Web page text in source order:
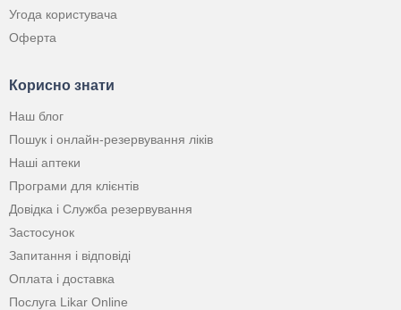
Угода користувача
Оферта
Корисно знати
Наш блог
Пошук і онлайн-резервування ліків
Наші аптеки
Програми для клієнтів
Довідка і Служба резервування
Застосунок
Запитання і відповіді
Оплата і доставка
Послуга Likar Online